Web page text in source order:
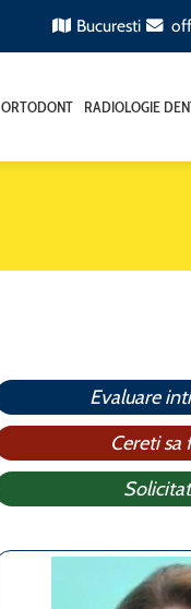
Bucuresti
ORTODONT RADIOLOGIE
Evaluare
Cereti sa